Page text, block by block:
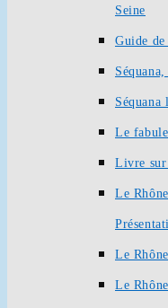
Seine
Guide
Séquana
Le
Livre sur
Le
Le
Le